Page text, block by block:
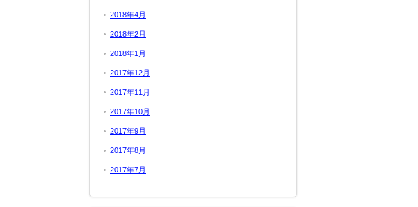
2018年4月
2018年2月
2018年1月
2017年12月
2017年11月
2017年10月
2017年9月
2017年8月
2017年7月